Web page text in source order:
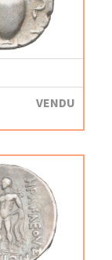
VENDU